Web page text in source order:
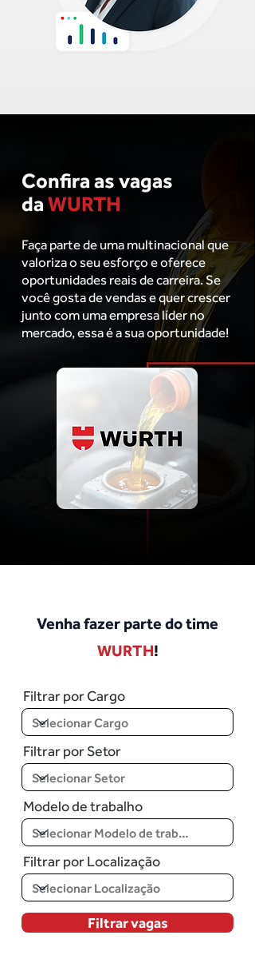
Confira as vagas
daWURTH
Faça parte de uma multinacional que
valoriza o seu esforço e oferece
oportunidades reais de carreira. Se
você gosta de vendas e quer crescer
junto com uma empresa líder no
mercado, essa é a sua oportunidade!
Venha fazer parte do time
WURTH!
Filtrar por Cargo
Filtrar por Setor
Modelo de trabalho
Filtrar por Localização
Filtrar vagas